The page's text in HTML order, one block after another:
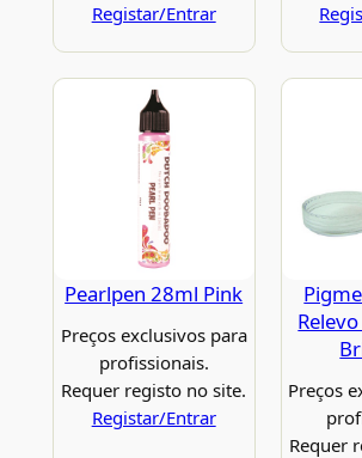
Registar/Entrar
Pearlpen 28ml Pink
Preços exclusivos para
profissionais.
Requer registo no site.
Registar/Entrar
Preços
Requer